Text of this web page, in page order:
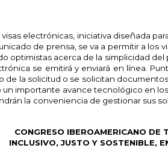
electrónicas, iniciativa diseñada
de prensa, se va a permitir a
optimistas acerca de la simplicidad
se emitirá y enviará en línea.
la solicitud o se solicitan
importante avance tecnológico en
la conveniencia de gestionar sus
CONGRESO IBEROAMERICANO DE
INCLUSIVO, JUSTO Y SOSTENIBLE,